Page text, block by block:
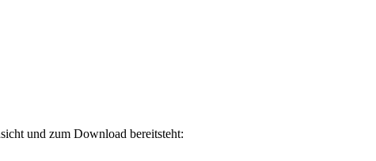
und zum Download bereitsteht: